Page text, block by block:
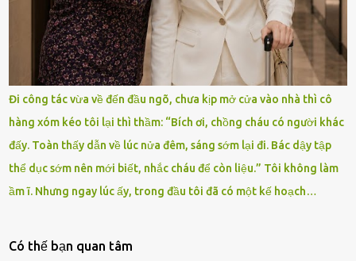
Đi công tác vừa về đến đầu ngõ, chưa kịp mở cửa vào nhà thì cô
hàng xóm kéo tôi lại thì thầm: “Bích ơi, chồng cháu có người khác
đấy. Toàn thấy dẫn về lúc nửa đêm, sáng sớm lại đi. Bác dậy tập
thể dục sớm nên mới biết, nhắc cháu để còn liệu.” Tôi không làm
ầm ĩ. Nhưng ngay lúc ấy, trong đầu tôi đã có một kế hoạch…
Có thế bạn quan tâm